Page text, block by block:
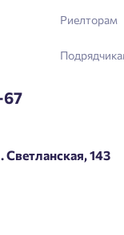
Риелторам
67
Светланская, 143